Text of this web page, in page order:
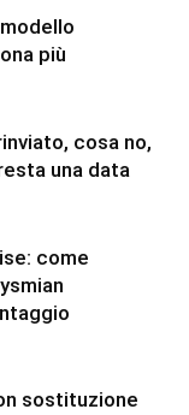
più
cosa no,
una data
come
sostituzione